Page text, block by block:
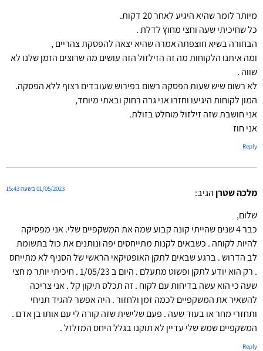
מיותר לומר שהיא היגיע לאחר 20 דקות.
כל שחיכיתי שעה וחצי מחוץ לדלת .
הבחורה בשיא חוצפתה אמרה שהיא יצאה להפסקת צהריים ,
ומה איתנו הלקוחות מה זה הזילזול הזה עושים מה שרוצים הזמן שלנו לא
שווה .
לא רשום שיש שעות הפסקה רשום בפירוש שעובדים רצוף ללא הפסקה.
המון לקוחות היגיעו וחזרו אני גרה רחוק ובאתי מיוחד,
אני חושבת שזה זילזול מוחלט בזולת.
אני חוז
Reply
מלכה שטרןהגיב: 01/05/2023 בשעה 15:43
שלום,
כבר 4 שנים שהייתי קונה קבוע שמה את המשקפיים שלי. אני מפסיקה
להיות לקוחה . כשבאים לקנות מתייחסים יפה ונותנים את כול בתשומת
לב הדרוש . ברגע שבאים לתקן האופטיקאי הראשי של הסניף לא מתייחס
. רק הוא יודע לתקן ופשוט מתעלם . היום ב 1/05/23 . חיכיתי יותר מ חצי
שעה כי הוא עשה בדיחות עם לקוח . זה תכלס תיקון קל . אני צריכה
להשאיר את המשקפיים לכמה זמן ולחזור . היה אפשר להגיד תניחי
ותחזרי מחר או בעוד שעה . פעם שלישית שזה קורה לי עם אותו בן אדם .
המשקפיים שמש שלי עדיין לא תוקנו בגלל היחס המזלזל .
Reply